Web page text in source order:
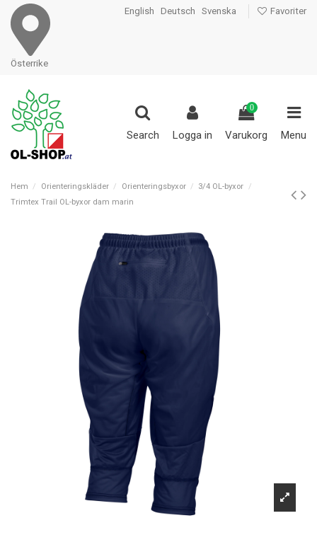
Österrike
English Deutsch Svenska Favoriter
Search Logga in
0
Varukorg Menu
Hem Orienteringskläder Orienteringsbyxor
3/4 OL-byxor
Trimtex Trail OL-byxor dam marin